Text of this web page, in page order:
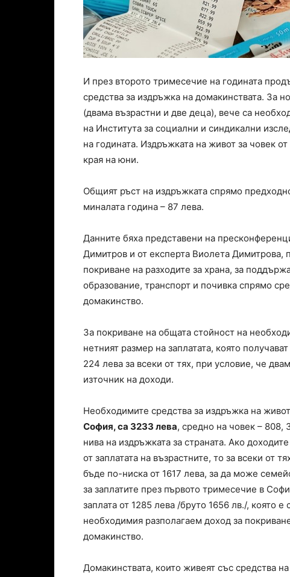
И през второто тримесечие на годината
средства за издръжка на домакинствата. За
(двама възрастни и две деца), вече са
на Института за социални и синдикални
на годината. Издръжката на живот за човек
края на юни.
Общият ръст на издръжката спрямо
миналата година – 87 лева.
Данните бяха представени на
Димитров и от експерта Виолета Димитрова,
покриване на разходите за храна, за
образование, транспорт и почивка спрямо
домакинство.
За покриване на общата стойност на
нетният размер на заплатата, която
224 лева за всеки от тях, при условие, че
източник на доходи.
Необходимите средства за издръжка на
София, са 3233 лева, средно на човек – 808,
нива на издръжката за страната. Ако
от заплатата на възрастните, то за всеки от
бъде по-ниска от 1617 лева, за да може
за заплатите през първото тримесечие в
заплата от 1285 лева /бруто 1656 лв./, която
необходимия разполагаем доход за
домакинство.
Домакинствата, които живеят със средства